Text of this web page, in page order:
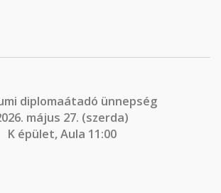
diplomaátadó ünnepség
május 27. (szerda)
K épület, Aula 11:00